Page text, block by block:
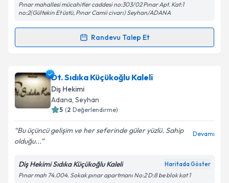
Kişisel verilerimin işlenmesine ilişkinAydınlatma
Metni'ni okudum ve kişisel verilerimin belirtilen
kapsamda işlenmesini kabul ediyorum.
Pınar mahallesi mücahitler caddesi no:303/02 Pınar Apt. Kat:1
no:2(Gültekin Et üstü, Pınar Camii civarı) Seyhan/ADANA
Randevu Talep Et
Randevu Takvimi Talebi
Dt. Selim Tekin için randevu takvimi talebi oluşturun.
Size bu uzmandan randevu almanız için bir takvim
hazırlandığında e-posta ile bilgilendireceğiz.
Kişisel verilerimin işlenmesine ilişkin
Aydınlatma
Metni'ni okudum ve kişisel verilerimin belirtilen
Dt. Sıdıka Küçükoğlu Kaleli
Diş Hekimi
Adana, Seyhan
5 (2 Değerlendirme)
Bu üçüncü gelişim ve her seferinde güler yüzlü. Sahip
olduğu...
Devamı
Diş Hekimi Sıdıka Küçükoğlu Kaleli Haritada Göster
Pınar mah 74.004. Sokak pınar apartmanı No:2 D:8 be blok kat 1